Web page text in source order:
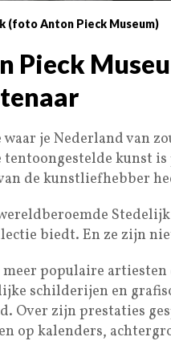
(foto Anton Pieck Museum)
Pieck
je Nederland van
tentoongestelde kunst
de kunstliefhebber
biedt. En ze zijn
populaire
schilderijen en
Over zijn prestaties
op kalenders,